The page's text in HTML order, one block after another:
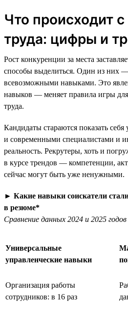
Что происходит
труда: цифры и
Рост конкуренции за места
способы выделиться. Один из них
всевозможными навыками. Это
навыков — меняет правила игры
труда.
Кандидаты стараются показать
и современными специалистами и
реальность. Рекрутеры, хоть и
в курсе трендов — компетенции,
сейчас могут быть уже ненужными.
► Какие навыки соискатели
в резюме*
Сравнение данных 2024 и 2025 годов
Универсальные
управленческие навыки
Организация работы
сотрудников: в 16 раз